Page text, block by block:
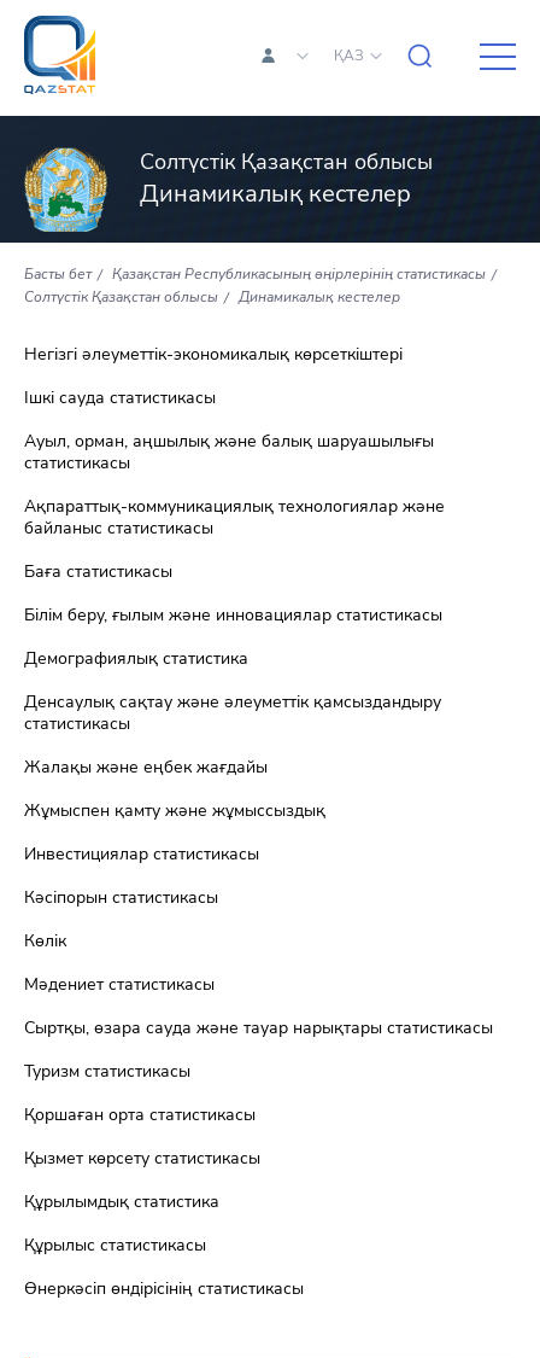
ҚАЗ
Солтүстік Қазақстан облысы
Динамикалық кестелер
Басты бет
Қазақстан Республикасының өңірлерінің статистикасы
Солтүстік Қазақстан облысы
Динамикалық кестелер
Негізгі әлеуметтік-экономикалық көрсеткіштері
Ішкі сауда статистикасы
Ауыл, орман, аңшылық және балық шаруашылығы
статистикасы
Ақпараттық-коммуникациялық технологиялар және
байланыс статистикасы
Баға статистикасы
Білім беру, ғылым және инновациялар статистикасы
Демографиялық статистика
Денсаулық сақтау және әлеуметтік қамсыздандыру
статистикасы
Жалақы және еңбек жағдайы
Жұмыспен қамту және жұмыссыздық
Инвестициялар статистикасы
Кәсіпорын статистикасы
Көлік
Мәдениет статистикасы
Сыртқы, өзара сауда және тауар нарықтары статистикасы
Туризм статистикасы
Қоршаған орта статистикасы
Қызмет көрсету статистикасы
Құрылымдық статистика
Құрылыс статистикасы
Өнеркәсіп өндірісінің статистикасы